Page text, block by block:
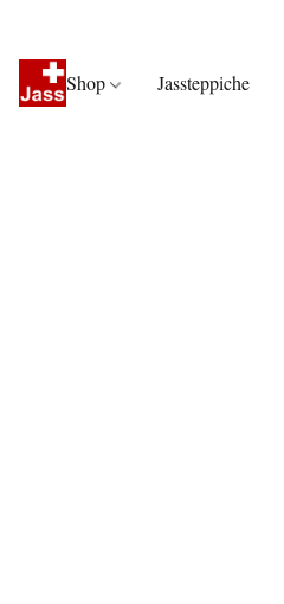
Shop Jassteppiche